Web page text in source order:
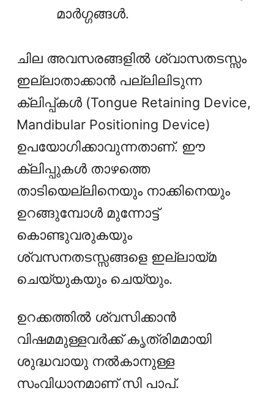
മാർഗ്ഗങ്ങൾ.
ചില അവസരങ്ങളിൽ ശ്വാസതടസ്സം
ഇല്ലാതാക്കാന്‍ പല്ലിലിടുന്ന
ക്ലിപ്പ്കള്‍ (Tongue Retaining Device,
Mandibular Positioning Device)
ഉപയോഗിക്കാവുന്നതാണ്. ഈ
ക്ലിപ്പുകൾ താഴത്തെ
താടിയെല്ലിനെയും നാക്കിനെയും
ഉറങ്ങുമ്പോള്‍ മുന്നോട്ട്
കൊണ്ടുവരുകയും
ശ്വസനതടസ്സങ്ങളെ ഇല്ലായ്മ
ചെയ്യുകയും ചെയ്യും.
ഉറക്കത്തില്‍ ശ്വസിക്കാന്‍
വിഷമമുള്ളവര്‍ക്ക് കൃത്രിമമായി
ശുദ്ധവായു നല്‍കാനുള്ള
സംവിധാനമാണ് സി പാപ്.